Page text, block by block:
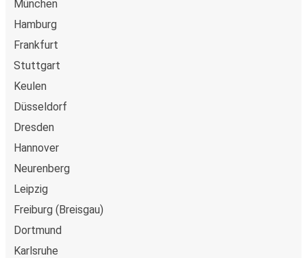
München
Hamburg
Frankfurt
Stuttgart
Keulen
Düsseldorf
Dresden
Hannover
Neurenberg
Leipzig
Freiburg (Breisgau)
Dortmund
Karlsruhe